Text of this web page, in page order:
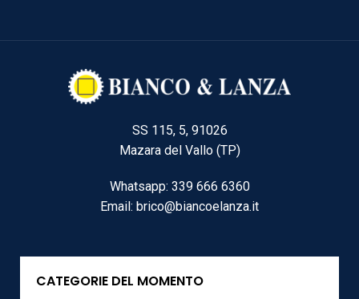
SS 115, 5, 91026
Mazara del Vallo (TP)
Whatsapp: 339 666 6360
Email: brico@biancoelanza.it
CATEGORIE DEL MOMENTO